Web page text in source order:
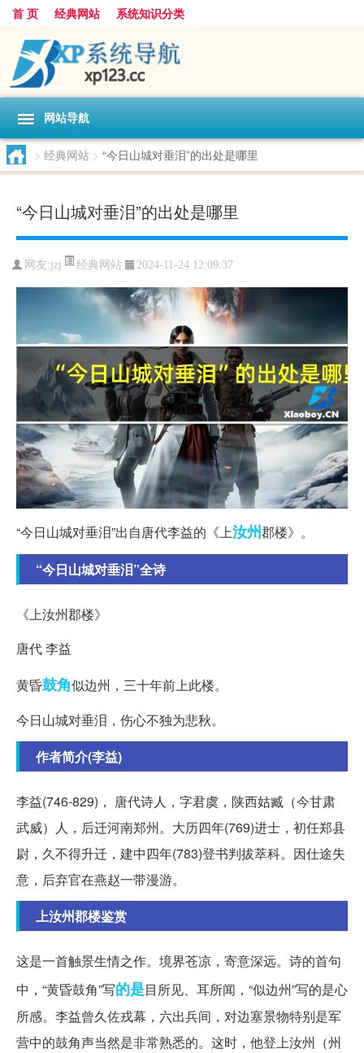
首 页 经典网站 系统知识分类
网站导航
> 经典网站 > “今日山城对垂泪”的出处是哪里
“今日山城对垂泪”的出处是哪里
网友:jzj 经典网站 2024-11-24 12:09:37
“今日山城对垂泪”出自唐代李益的《上汝州郡楼》。
“今日山城对垂泪”全诗
《上汝州郡楼》
唐代 李益
黄昏鼓角似边州，三十年前上此楼。
今日山城对垂泪，伤心不独为悲秋。
作者简介(李益)
李益(746-829)， 唐代诗人，字君虞，陕西姑臧（今甘肃
武威）人，后迁河南郑州。大历四年(769)进士，初任郑县
尉，久不得升迁，建中四年(783)登书判拔萃科。因仕途失
意，后弃官在燕赵一带漫游。
上汝州郡楼鉴赏
这是一首触景生情之作。境界苍凉，寄意深远。诗的首句
中，“黄昏鼓角”写的是目所见、耳所闻，“似边州”写的是心
所感。李益曾久佐戎幕，六出兵间，对边塞景物特别是军
营中的鼓角声当然是非常熟悉的。这时，他登上汝州（州